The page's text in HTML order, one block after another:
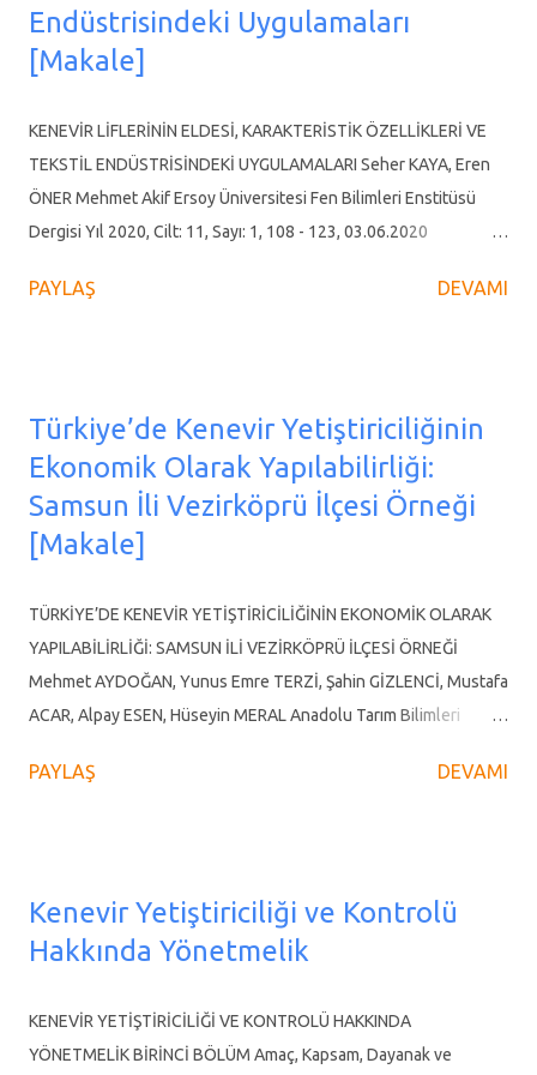
yetiştirme tekniği, tekstil sektörü, biyopolimer - biyoplastik ve
çeşit ıslahı konularında yoğunlaşmaktadır. Bugüne kadar
yılda gerçekleştirilmiştir. Tescil edilen çeşitlerin çoğunluğu
monoik (hermafrodit) çeşitlerdi...
Endüstrisindeki Uygulamaları
[Makale]
KENEVİR LİFLERİNİN ELDESİ, KARAKTERİSTİK ÖZELLİKLERİ VE
TEKSTİL ENDÜSTRİSİNDEKİ UYGULAMALARI Seher KAYA, Eren
ÖNER Mehmet Akif Ersoy Üniversitesi Fen Bilimleri Enstitüsü
Dergisi Yıl 2020, Cilt: 11, Sayı: 1, 108 - 123, 03.06.2020
ÖZ Kenevir, yenilenebilir ve sürdürülebilir karakterde ve çok
lif bitkilerinden birisidir. Buna karşın kenevir üretimi, esrar
eldesinde kullanılabilmesi ve zamanla sentetik liflerin
yaygınlaşması sebebiyle küresel anlamda gerilemiş ve ülkemizde
ise bitme noktasına gelmiştir. Tekstil, ilaç, kâğıt, biyoyakıt,
kullanım alanı olan kenevir, petrol ve petrokimyanın kullanıldığı
her alanda alternatif olan, üstün özelliklere sahip bir bitkidir.
Ayrıca k...
PAYLAŞ DEVAMI
Türkiye’de Kenevir Yetiştiriciliğinin
Ekonomik Olarak Yapılabilirliği:
Samsun İli Vezirköprü İlçesi Örneği
[Makale]
TÜRKİYE’DE KENEVİR YETİŞTİRİCİLİĞİNİN EKONOMİK OLARAK
YAPILABİLİRLİĞİ: SAMSUN İLİ VEZİRKÖPRÜ İLÇESİ ÖRNEĞİ
Mehmet AYDOĞAN, Yunus Emre TERZİ, Şahin GİZLENCİ, Mustafa
ACAR, Alpay ESEN, Hüseyin MERAL Anadolu Tarım Bilimleri
Makalesi ÖZ Bu çalışma endüstriyel kenevir yetiştiriciliğinin
yoluyla elde edilen veriler oluşturmaktadır. Analizlerde
kullanılan veriler 2018 - 2019 üretim sezonunu kapsamaktadır.
ayrılmış ve birim alandan elde ettikleri kâr açısından
karşılaştırılmıştır. Dünya ve Türkiye kenevir ekim alanları ile
PAYLAŞ DEVAMI
Kenevir Yetiştiriciliği ve Kontrolü
Hakkında Yönetmelik
KENEVİR YETİŞTİRİCİLİĞİ VE KONTROLÜ HAKKINDA
YÖNETMELİK BİRİNCİ BÖLÜM Amaç, Kapsam, Dayanak ve